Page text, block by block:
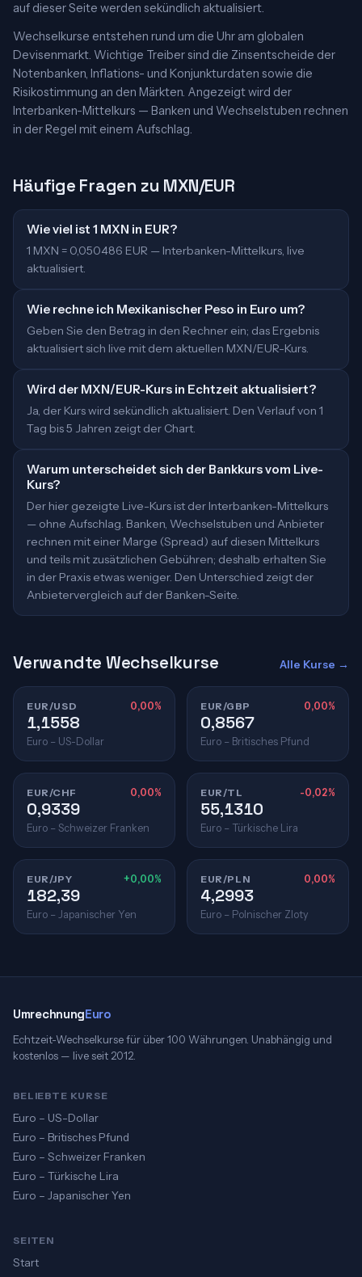
auf dieser Seite werden sekündlich aktualisiert.
Wechselkurse entstehen rund um die Uhr am globalen
Devisenmarkt. Wichtige Treiber sind die Zinsentscheide der
Notenbanken, Inflations- und Konjunkturdaten sowie die
Risikostimmung an den Märkten. Angezeigt wird der
Interbanken-Mittelkurs — Banken und Wechselstuben rechnen
in der Regel mit einem Aufschlag.
Häufige Fragen zu MXN/EUR
Wie viel ist 1 MXN in EUR?
1 MXN = 0,050486 EUR — Interbanken-Mittelkurs, live
aktualisiert.
Wie rechne ich Mexikanischer Peso in Euro um?
Geben Sie den Betrag in den Rechner ein; das Ergebnis
aktualisiert sich live mit dem aktuellen MXN/EUR-Kurs.
Wird der MXN/EUR-Kurs in Echtzeit aktualisiert?
Ja, der Kurs wird sekündlich aktualisiert. Den Verlauf von 1
Tag bis 5 Jahren zeigt der Chart.
Warum unterscheidet sich der Bankkurs vom Live-
Kurs?
Der hier gezeigte Live-Kurs ist der Interbanken-Mittelkurs
— ohne Aufschlag. Banken, Wechselstuben und Anbieter
rechnen mit einer Marge (Spread) auf diesen Mittelkurs
und teils mit zusätzlichen Gebühren; deshalb erhalten Sie
in der Praxis etwas weniger. Den Unterschied zeigt der
Anbietervergleich auf der Banken-Seite.
Verwandte Wechselkurse Alle Kurse →
EUR/USD 0,00%
1,1558
Euro – US-Dollar
EUR/GBP 0,00%
0,8567
Euro – Britisches Pfund
EUR/CHF 0,00%
0,9339
Euro – Schweizer Franken
EUR/TL -0,02%
55,1310
Euro – Türkische Lira
EUR/JPY +0,00%
182,39
Euro – Japanischer Yen
EUR/PLN 0,00%
4,2993
Euro – Polnischer Zloty
UmrechnungEuro
Echtzeit-Wechselkurse für über 100 Währungen. Unabhängig und
kostenlos — live seit 2012.
BELIEBTE KURSE
Euro – US-Dollar
Euro – Britisches Pfund
Euro – Schweizer Franken
Euro – Türkische Lira
Euro – Japanischer Yen
SEITEN
Start